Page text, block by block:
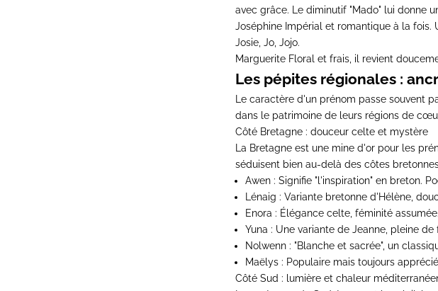
avec grâce. Le diminutif "Mado" lui donne
Joséphine Impérial et romantique à la
Josie, Jo, Jojo.
Marguerite Floral et frais, il revient
Les pépites régionales :
Le caractère d'un prénom passe souvent
dans le patrimoine de leurs régions de
Côté Bretagne : douceur celte et mystère
La Bretagne est une mine d'or pour les
séduisent bien au-delà des côtes
Awen : Signifie "l'inspiration" en breton.
Lénaig : Variante bretonne d'Hélène,
Enora : Élégance celte, féminité
Yuna : Une variante de Jeanne, pleine
Nolwenn : "Blanche et sacrée", un
Maëlys : Populaire mais toujours
Côté Sud : lumière et chaleur